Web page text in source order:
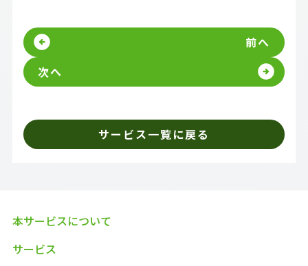
前へ
次へ
サービス一覧に戻る
本サービスについて
サービス